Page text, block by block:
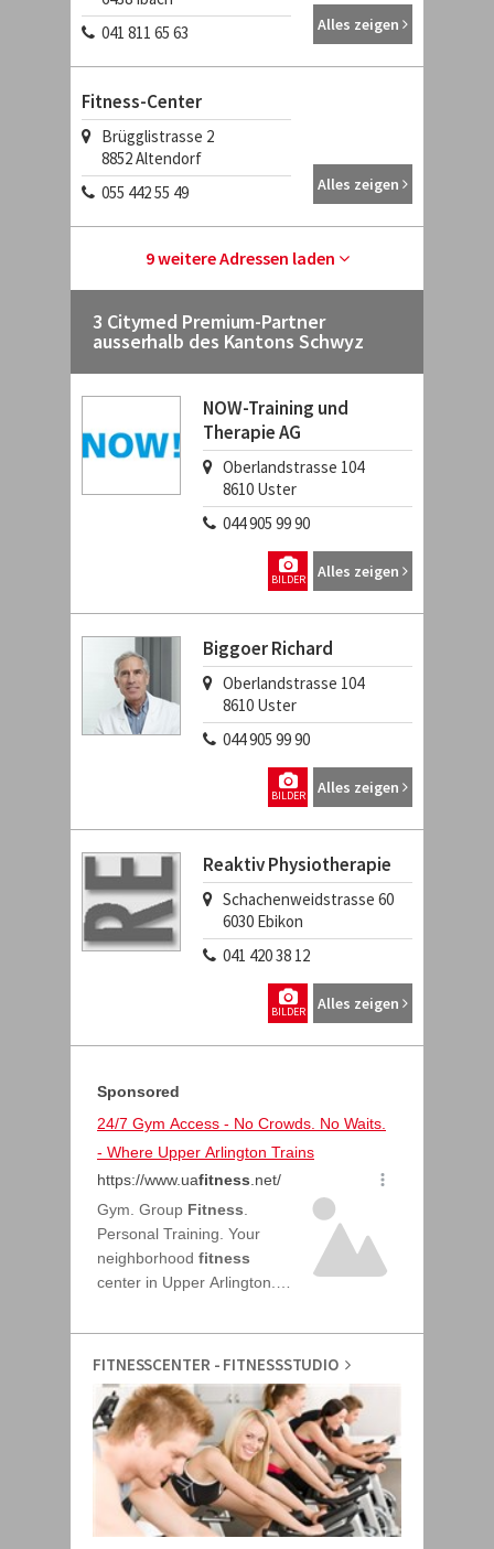
041 811 65 63
Alles zeigen
Fitness-Center
Brügglistrasse 2
8852Altendorf
055 442 55 49
Alles zeigen
9 weitere Adressen laden
3 Citymed Premium-Partner
ausserhalb des Kantons Schwyz
NOW-Training und
Therapie AG
Oberlandstrasse 104
8610 Uster
044 905 99 90
Alles zeigen
BILDER
Biggoer Richard
Oberlandstrasse 104
8610 Uster
044 905 99 90
Alles zeigen
BILDER
Reaktiv Physiotherapie
Schachenweidstrasse 60
6030 Ebikon
041 420 38 12
Alles zeigen
BILDER
FITNESSCENTER - FITNESSSTUDIO